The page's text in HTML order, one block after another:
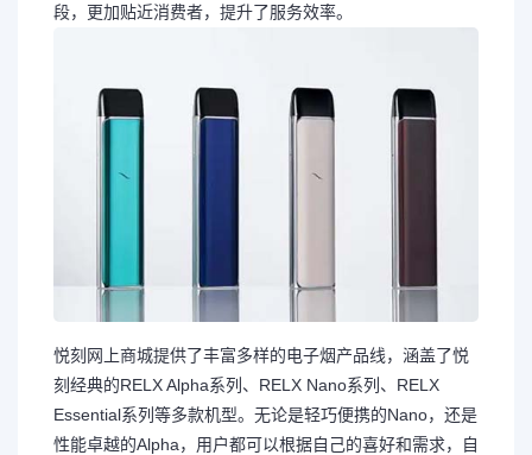
段，更加贴近消费者，提升了服务效率。
悦刻网上商城提供了丰富多样的电子烟产品线，涵盖了悦
刻经典的RELX Alpha系列、RELX Nano系列、RELX
Essential系列等多款机型。无论是轻巧便携的Nano，还是
性能卓越的Alpha，用户都可以根据自己的喜好和需求，自